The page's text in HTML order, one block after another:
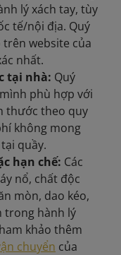
lý xách tay, tùy
tế/nội địa. Quý
website của
nhất.
tại nhà: Quý
phù hợp với
thước theo quy
không mong
quầy.
hạn chế: Các
nổ, chất độc
mòn, dao kéo,
trong hành lý
khảo thêm
chuyển của